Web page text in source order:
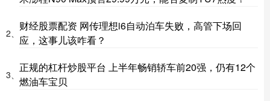
2、
财经股票配资 网传理想i6自动泊车失败，高管下场回
应，这事儿该咋看？
3、
正规的杠杆炒股平台 上半年畅销轿车前20强，仍有12个
燃油车宝贝